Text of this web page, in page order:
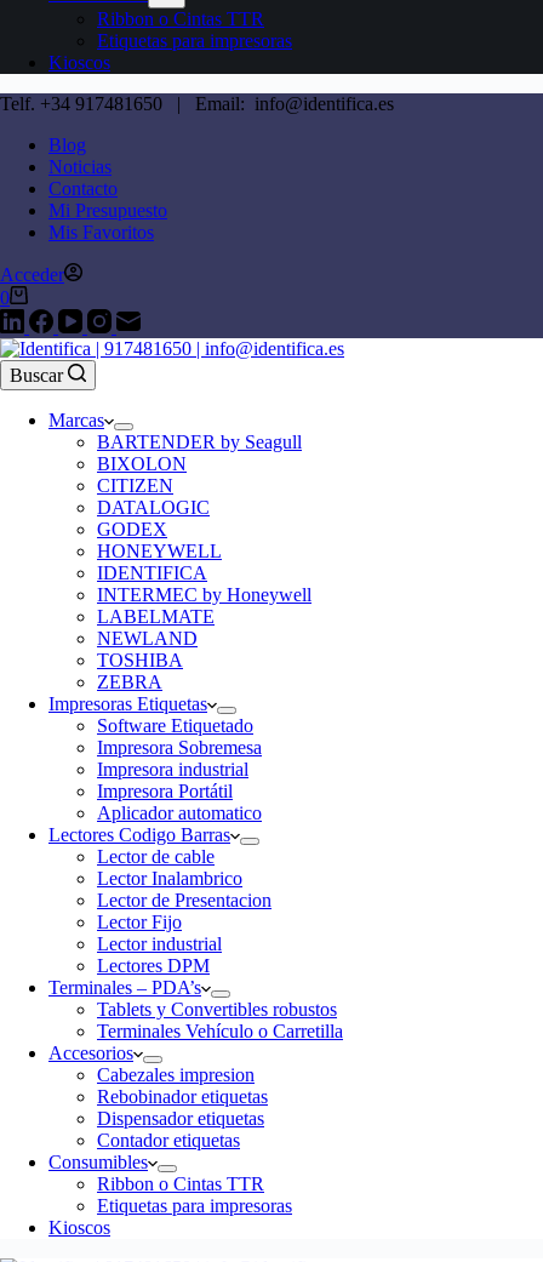
Ribbon o Cintas TTR
Etiquetas para impresoras
Kioscos
Telf. +34 917481650 | Email: info@identifica.es
Blog
Noticias
Contacto
Mi Presupuesto
Mis Favoritos
Acceder
0
Buscar
Marcas
BARTENDER by Seagull
BIXOLON
CITIZEN
DATALOGIC
GODEX
HONEYWELL
IDENTIFICA
INTERMEC by Honeywell
LABELMATE
NEWLAND
TOSHIBA
ZEBRA
Impresoras Etiquetas
Software Etiquetado
Impresora Sobremesa
Impresora industrial
Impresora Portátil
Aplicador automatico
Lectores Codigo Barras
Lector de cable
Lector Inalambrico
Lector de Presentacion
Lector Fijo
Lector industrial
Lectores DPM
Terminales – PDA’s
Tablets y Convertibles robustos
Terminales Vehículo o Carretilla
Accesorios
Cabezales impresion
Rebobinador etiquetas
Dispensador etiquetas
Contador etiquetas
Consumibles
Ribbon o Cintas TTR
Etiquetas para impresoras
Kioscos